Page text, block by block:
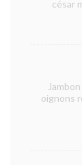
césar
oignons